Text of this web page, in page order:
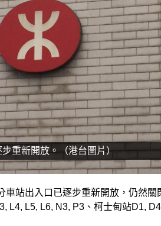
重新開放。（港台圖片）
車站出入口已逐步重新開放，仍然關
L4, L5, L6, N3, P3、柯士甸站D1,